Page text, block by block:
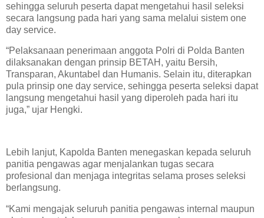
sehingga seluruh peserta dapat mengetahui hasil seleksi
secara langsung pada hari yang sama melalui sistem one
day service.
“Pelaksanaan penerimaan anggota Polri di Polda Banten
dilaksanakan dengan prinsip BETAH, yaitu Bersih,
Transparan, Akuntabel dan Humanis. Selain itu, diterapkan
pula prinsip one day service, sehingga peserta seleksi dapat
langsung mengetahui hasil yang diperoleh pada hari itu
juga,” ujar Hengki.
Lebih lanjut, Kapolda Banten menegaskan kepada seluruh
panitia pengawas agar menjalankan tugas secara
profesional dan menjaga integritas selama proses seleksi
berlangsung.
“Kami mengajak seluruh panitia pengawas internal maupun